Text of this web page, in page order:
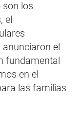
son los
el
el
fundamental
en el
las familias